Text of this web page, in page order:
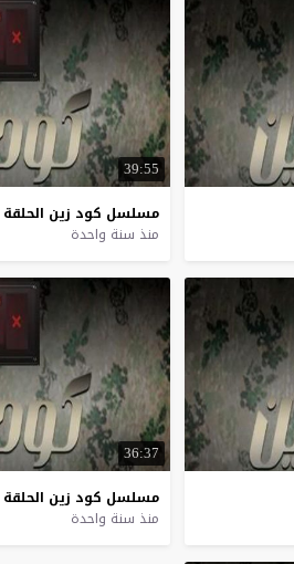
39:55
مسلسل كود زين الحلقة
منذ سنة واحدة
36:37
مسلسل كود زين الحلقة
منذ سنة واحدة